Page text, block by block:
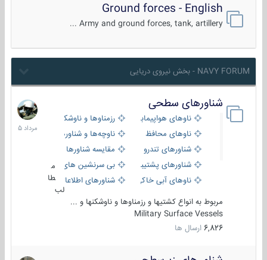
Ground forces - English
Army and ground forces, tank, artillery ...
NAVY FORUM - بخش نیروی دریایی
شناورهای سطحی
ناوهای هواپیمابر و بالگرد بررزمناوها و ناوشکن‌ها
ناوهای محافظ
ناوچه‌ها و شناورهای گشتی
شناورهای تندرو
مقایسه شناورها
شناورهای پشتیبانی
بی سرنشین های دریایی
ناوهای آبی خاکی و نیروبرشناورهای اطلاعاتی و جاسوسی
طا
لب
مربوط به انواع کشتیها و رزمناوها و ناوشکنها و ...
Military Surface Vessels
6,826 ارسال ها
2
مرداد
1405